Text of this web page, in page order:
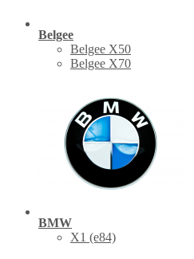
Belgee
Belgee X50
Belgee X70
BMW
X1 (е84)